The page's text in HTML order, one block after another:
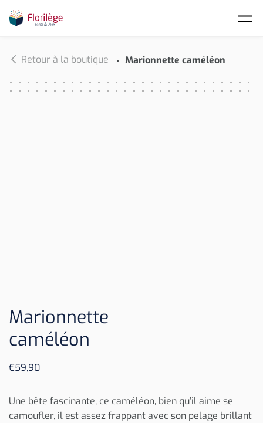
Retour à la boutique Marionnette caméléon
Marionnette
caméléon
€59,90
Une bête fascinante, ce caméléon, bien qu’il aime se
camoufler, il est assez frappant avec son pelage brillant